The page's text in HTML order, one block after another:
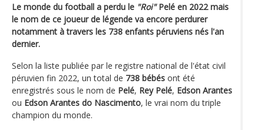
Le monde du football a perdu le "Roi"Pelé en 2022 mais
le nom de ce joueur de légende va encore perdurer
notamment à travers les 738 enfants péruviens nés l'an
dernier.
Selon la liste publiée par le registre national de l'état civil
péruvien fin 2022, un total de 738 bébés ont été
enregistrés sous le nom de Pelé, Rey Pelé, Edson Arantes
ou Edson Arantes do Nascimento, le vrai nom du triple
champion du monde.